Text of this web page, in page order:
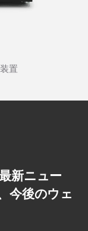
置
新ニュー
今後のウェ